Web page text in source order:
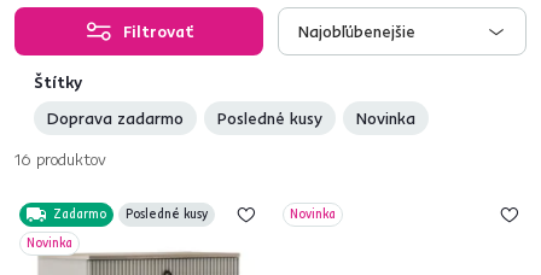
Filtrovať Najobľúbenejšie
Štítky
Doprava zadarmo
Posledné kusy
Novinka
16 produktov
Zadarmo
Posledné kusy
Novinka
Novinka